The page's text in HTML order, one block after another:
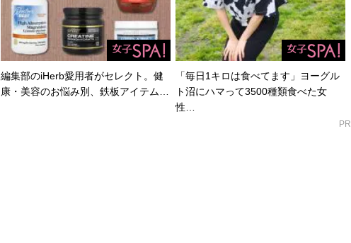
編集部のiHerb愛用者がセレクト。健
康・美容のお悩み別、鉄板アイテム…
「毎日1キロは食べてます」ヨーグル
ト沼にハマって3500種類食べた女
性…
PR